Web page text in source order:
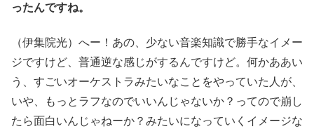
ったんですね。
（伊集院光）へー！あの、少ない音楽知識で勝手なイメー
ジですけど、普通逆な感じがするんですけど。何かああい
う、すごいオーケストラみたいなことをやっていた人が、
いや、もっとラフなのでいいんじゃないか？ってので崩し
たら面白いんじゃねーか？みたいになっていくイメージな